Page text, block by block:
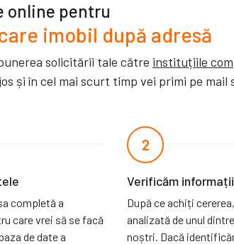
online pentru
imobil după adresă
solicitării tale către instituțiile
și în cel mai scurt timp vei primi pe
completă a
care vrei să se facă
de date a
2
Verificăm
După ce achiți
analizată de unul
noștri. Dacă